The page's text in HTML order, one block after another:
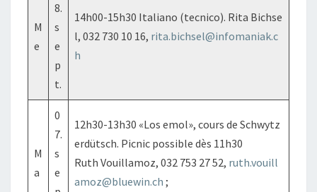
M
e
8.
s
e
p
t.
14h00-15h30 Italiano (tecnico). Rita Bichse
l, 032 730 10 16, rita.bichsel@infomaniak.c
h
M
a
0
7.
s
e
12h30-13h30 «Los emol», cours de Schwytz
erdütsch. Picnic possible dès 11h30
Ruth Vouillamoz, 032 753 27 52, ruth.vouill
amoz@bluewin.ch ;